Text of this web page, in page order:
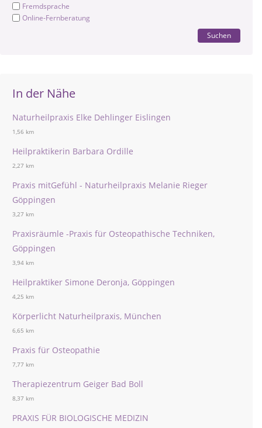
Fremdsprache
Online-Fernberatung
Suchen
In der Nähe
Naturheilpraxis Elke Dehlinger Eislingen
1,56 km
Heilpraktikerin Barbara Ordille
2,27 km
Praxis mitGefühl - Naturheilpraxis Melanie Rieger
Göppingen
3,27 km
Praxisräumle -Praxis für Osteopathische Techniken,
Göppingen
3,94 km
Heilpraktiker Simone Deronja, Göppingen
4,25 km
Körperlicht Naturheilpraxis, München
6,65 km
Praxis für Osteopathie
7,77 km
Therapiezentrum Geiger Bad Boll
8,37 km
PRAXIS FÜR BIOLOGISCHE MEDIZIN